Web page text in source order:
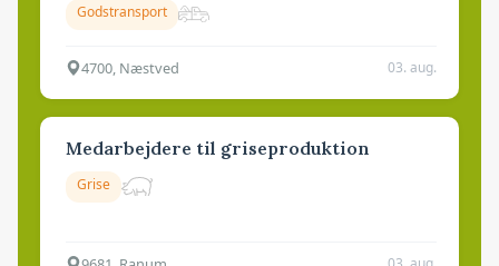
Godstransport
4700, Næstved 03. aug.
Medarbejdere til griseproduktion
Grise